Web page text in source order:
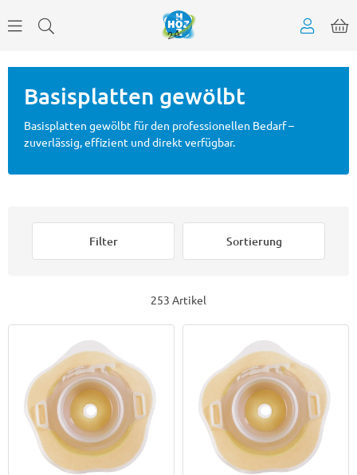
Basisplatten gewölbt
Basisplatten gewölbt für den professionellen Bedarf –
zuverlässig, effizient und direkt verfügbar.
Filter Sortierung
253 Artikel